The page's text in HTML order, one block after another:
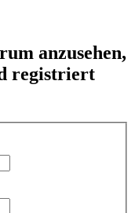
anzusehen,
registriert